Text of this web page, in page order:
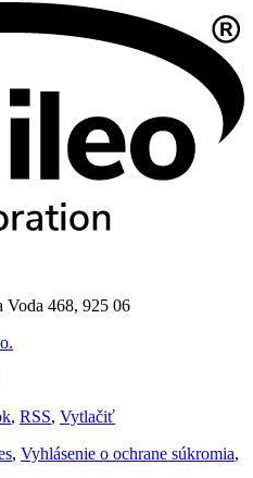
Voda 468, 925 06
, RSS, Vytlačiť
, Vyhlásenie o ochrane súkromia,